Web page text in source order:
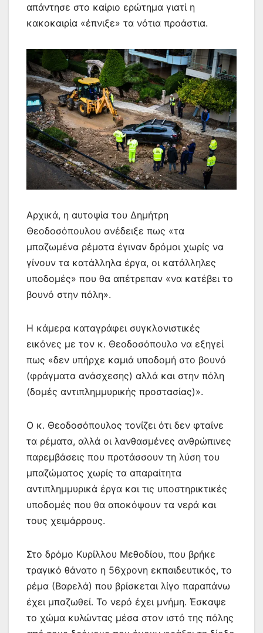
απάντησε στο καίριο ερώτημα γιατί η
κακοκαιρία «έπνιξε» τα νότια προάστια.
Αρχικά, η αυτοψία του Δημήτρη
Θεοδοσόπουλου ανέδειξε πως «τα
μπαζωμένα ρέματα έγιναν δρόμοι χωρίς να
γίνουν τα κατάλληλα έργα, οι κατάλληλες
υποδομές» που θα απέτρεπαν «να κατέβει το
βουνό στην πόλη».
Η κάμερα καταγράφει συγκλονιστικές
εικόνες με τον κ. Θεοδοσόπουλο να εξηγεί
πως «δεν υπήρχε καμιά υποδομή στο βουνό
(φράγματα ανάσχεσης) αλλά και στην πόλη
(δομές αντιπλημμυρικής προστασίας)».
Ο κ. Θεοδοσόπουλος τονίζει ότι δεν φταίνε
τα ρέματα, αλλά οι λανθασμένες ανθρώπινες
παρεμβάσεις που προτάσσουν τη λύση του
μπαζώματος χωρίς τα απαραίτητα
αντιπλημμυρικά έργα και τις υποστηρικτικές
υποδομές που θα αποκόψουν τα νερά και
τους χειμάρρους.
Στο δρόμο Κυρίλλου Μεθοδίου, που βρήκε
τραγικό θάνατο η 56χρονη εκπαιδευτικός, το
ρέμα (Βαρελά) που βρίσκεται λίγο παραπάνω
έχει μπαζωθεί. Το νερό έχει μνήμη. Έσκαψε
το χώμα κυλώντας μέσα στον ιστό της πόλης